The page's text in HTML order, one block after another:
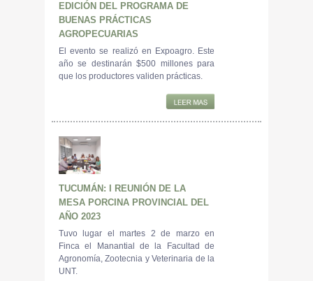
EDICIÓN DEL PROGRAMA DE
BUENAS PRÁCTICAS
AGROPECUARIAS
El evento se realizó en Expoagro. Este
año se destinarán $500 millones para
que los productores validen prácticas.
TUCUMÁN: I REUNIÓN DE LA
MESA PORCINA PROVINCIAL DEL
AÑO 2023
Tuvo lugar el martes 2 de marzo en
Finca el Manantial de la Facultad de
Agronomía, Zootecnia y Veterinaria de la
UNT.